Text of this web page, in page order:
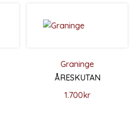
flera varianter. De olika
Graninge
ÅRESKUTAN
1.700kr